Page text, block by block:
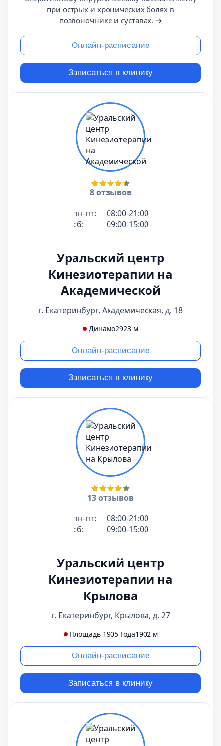
при острых и хронических болях в
позвоночнике и суставах. →
Онлайн-расписание
Записаться в клинику
8 отзывов
пн-пт:
08:00-21:00
сб:
09:00-15:00
Уральский центр
Кинезиотерапии на
Академической
г. Екатеринбург, Академическая, д. 18
Динамо2923 м
Онлайн-расписание
Записаться в клинику
13 отзывов
пн-пт:
08:00-21:00
сб:
09:00-15:00
Уральский центр
Кинезиотерапии на
Крылова
г. Екатеринбург, Крылова, д. 27
Площадь 1905 Года1902 м
Онлайн-расписание
Записаться в клинику